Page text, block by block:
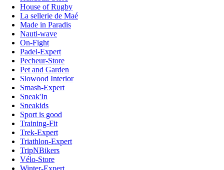
House of Rugby
La sellerie de Maé
Made in Paradis
Nauti-wave
On-Fight
Padel-Expert
Pecheur-Store
Pet and Garden
Slowood Interior
Smash-Expert
Sneak'In
Sneakids
Sport is good
Training-Fit
Trek-Expert
Triathlon-Expert
TripNBikers
Vélo-Store
Winter-Expert